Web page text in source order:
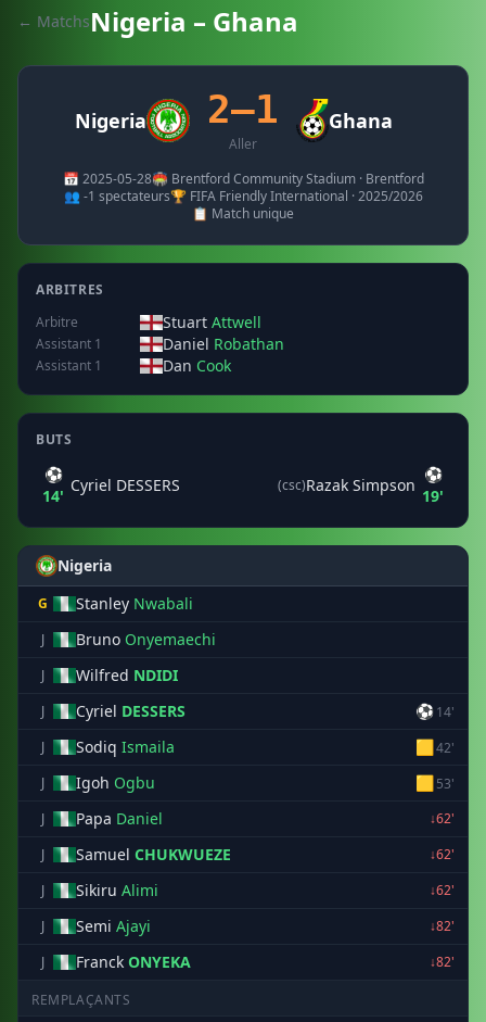
← MatchsNigeria – Ghana
Nigeria 2–1
Aller
Ghana
📅 2025-05-28🏟️ Brentford Community Stadium · Brentford
👥 -1 spectateurs🏆 FIFA Friendly International · 2025/2026
📋 Match unique
ARBITRES
Arbitre
Stuart Attwell
Assistant 1 Daniel Robathan
Assistant 1 Dan Cook
BUTS
⚽
14'
Cyriel DESSERS (csc)Razak Simpson
⚽
19'
Nigeria
G Stanley Nwabali
J Bruno Onyemaechi
J Wilfred NDIDI
J Cyriel DESSERS ⚽ 14'
J
Sodiq Ismaila 🟨42'
J
Igoh Ogbu 🟨53'
J
Papa Daniel
↓62'
J
Samuel CHUKWUEZE
↓62'
J
Sikiru Alimi
↓62'
J
Semi Ajayi
↓82'
J
Franck ONYEKA ↓82'
REMPLAÇANTS